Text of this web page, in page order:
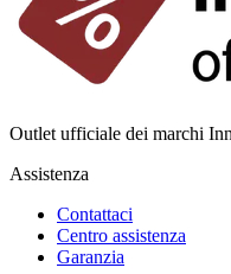
Outlet ufficiale dei marchi
Assistenza
Contattaci
Centro assistenza
Garanzia